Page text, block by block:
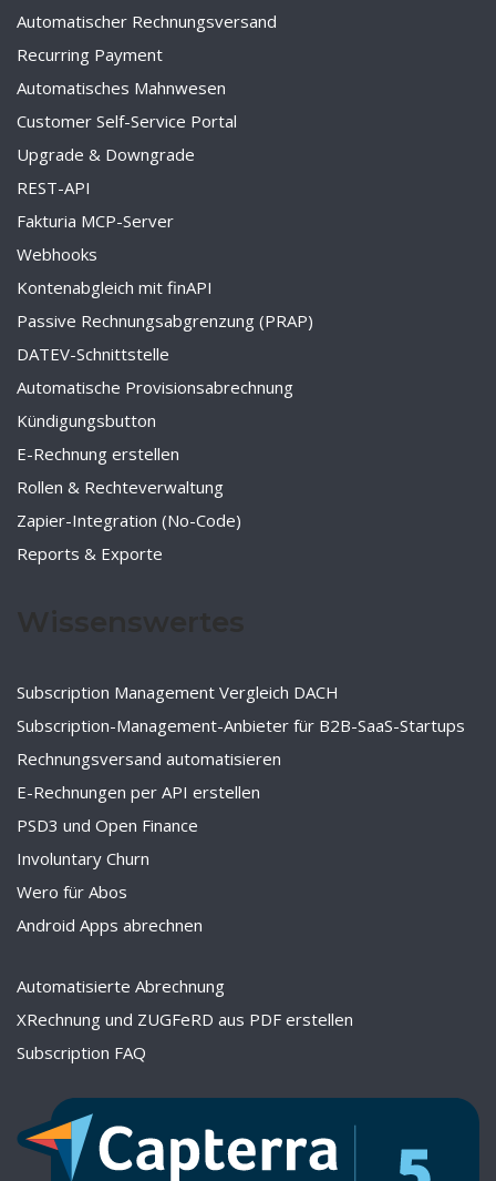
Automatischer Rechnungsversand
Recurring Payment
Automatisches Mahnwesen
Customer Self-Service Portal
Upgrade & Downgrade
REST-API
Fakturia MCP-Server
Webhooks
Kontenabgleich mit finAPI
Passive Rechnungsabgrenzung (PRAP)
DATEV-Schnittstelle
Automatische Provisionsabrechnung
Kündigungsbutton
E-Rechnung erstellen
Rollen & Rechteverwaltung
Zapier-Integration (No-Code)
Reports & Exporte
Subscription Management Vergleich DACH
Subscription-Management-Anbieter für B2B-SaaS-Startups
Rechnungsversand automatisieren
E-Rechnungen per API erstellen
PSD3 und Open Finance
Involuntary Churn
Wero für Abos
Android Apps abrechnen
Automatisierte Abrechnung
XRechnung und ZUGFeRD aus PDF erstellen
Subscription FAQ